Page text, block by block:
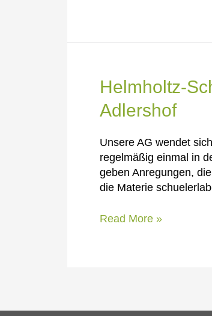
Materialforschung
Helmholtz-
Adlershof
Unsere AG wendet
regelmäßig einmal in
geben Anregungen,
die Materie
Helmholtz-
–
Read More »